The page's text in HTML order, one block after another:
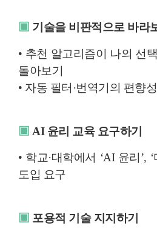
▣ 기술을 비판적으로 바라
• 추천 알고리즘이 나의 선
돌아보기
• 자동 필터·번역기의 편향
▣ AI 윤리 교육 요구하기
• 학교·대학에서 ‘AI 윤리’,
도입 요구
▣ 포용적 기술 지지하기